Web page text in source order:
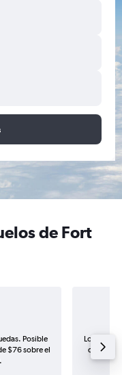
de Fort
Posible
$76 sobre el
Los
de